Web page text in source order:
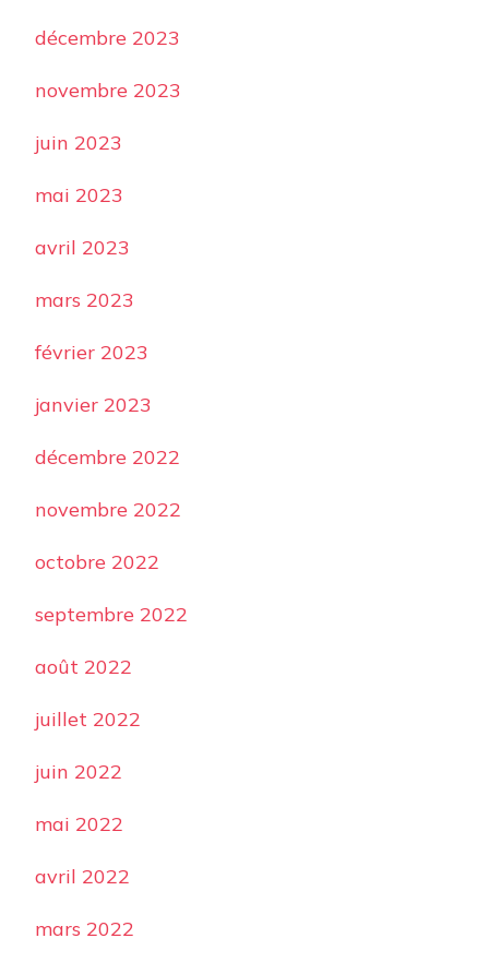
décembre 2023
novembre 2023
juin 2023
mai 2023
avril 2023
mars 2023
février 2023
janvier 2023
décembre 2022
novembre 2022
octobre 2022
septembre 2022
août 2022
juillet 2022
juin 2022
mai 2022
avril 2022
mars 2022